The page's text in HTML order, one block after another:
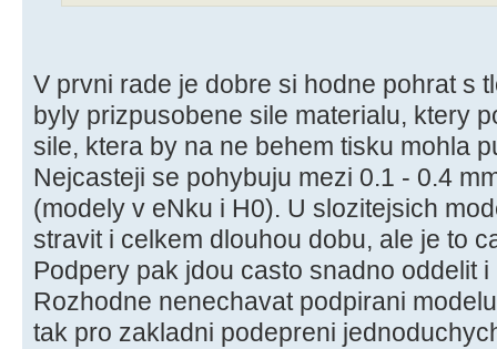
V prvni rade je dobre si hodne pohrat s
byly prizpusobene sile materialu, ktery
sile, ktera by na ne behem tisku mohla
Nejcasteji se pohybuju mezi 0.1 - 0.4
(modely v eNku i H0). U slozitejsich
stravit i celkem dlouhou dobu, ale je to
Podpery pak jdou casto snadno oddelit
Rozhodne nenechavat podpirani
tak pro zakladni podepreni